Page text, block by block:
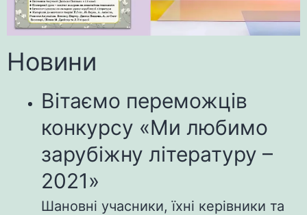
Новини
Вітаємо переможців
конкурсу «Ми любимо
зарубіжну літературу –
2021»
Шановні учасники, їхні керівники та